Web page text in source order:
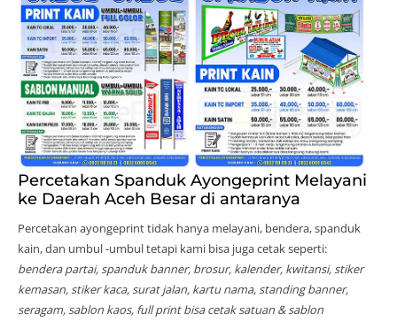
Percetakan Spanduk Ayongeprint Melayani
ke Daerah Aceh Besar di antaranya
Percetakan ayongeprint tidak hanya melayani, bendera, spanduk
kain, dan umbul -umbul tetapi kami bisa juga cetak seperti:
bendera partai, spanduk banner, brosur, kalender, kwitansi, stiker
kemasan, stiker kaca, surat jalan, kartu nama, standing banner,
seragam, sablon kaos, full print bisa cetak satuan & sablon